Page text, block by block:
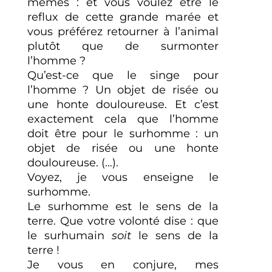
reflux de cette grande marée et
vous préférez retourner à l’animal
plutôt que de surmonter
l’homme ?
Qu’est-ce que le singe pour
l’homme ? Un objet de risée ou
une honte douloureuse. Et c’est
exactement cela que l’homme
doit être pour le surhomme : un
objet de risée ou une honte
douloureuse. (…).
Voyez, je vous enseigne le
surhomme.
Le surhomme est le sens de la
terre. Que votre volonté dise : que
le surhumain soitle sens de la
terre !
Je vous en conjure, mes